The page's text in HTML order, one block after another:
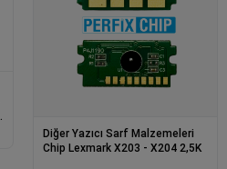
Diğer Yazıcı Sarf Malzemeleri
Chip Lexmark X203 - X204 2,5K